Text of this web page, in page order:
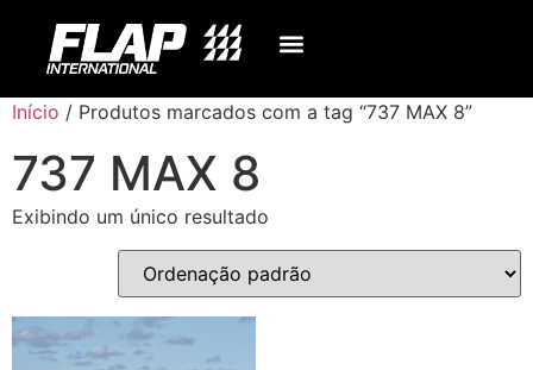
Início / Produtos marcados com a tag “737 MAX 8”
737 MAX 8
Exibindo um único resultado